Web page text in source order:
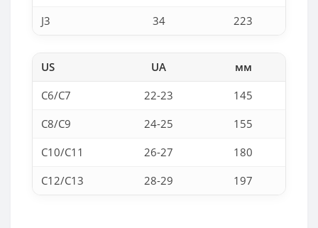
J3
34 223
US UA
мм
C6/C7
22-23
145
C8/C9
24-25
155
C10/C11
26-27
180
C12/C13
28-29 197